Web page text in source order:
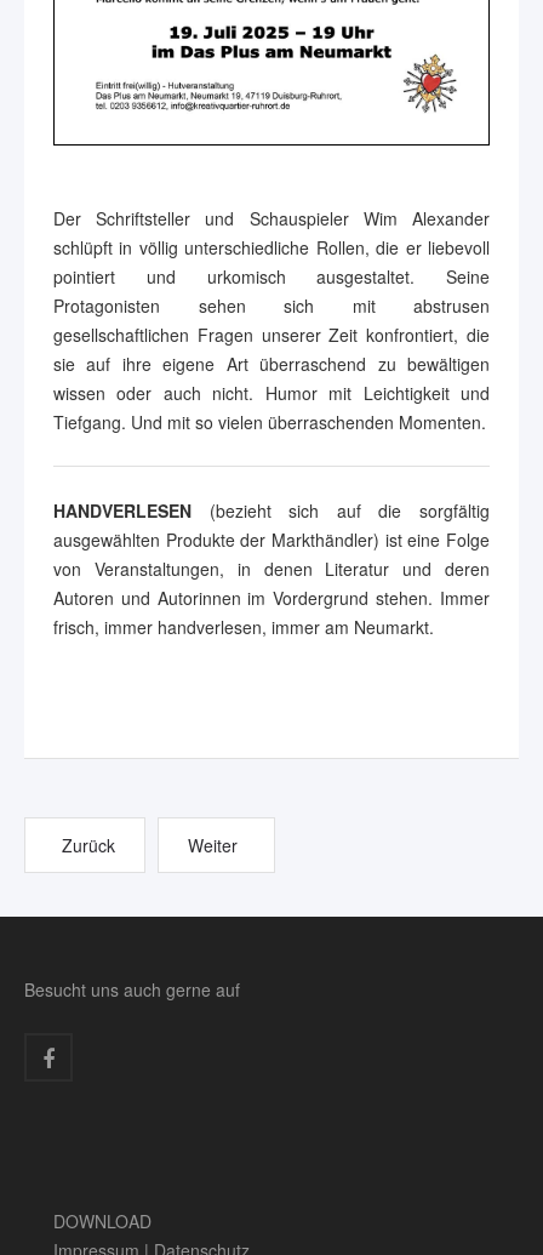
Der Schriftsteller und Schauspieler Wim Alexander
schlüpft in völlig unterschiedliche Rollen, die er liebevoll
pointiert und urkomisch ausgestaltet. Seine
Protagonisten sehen sich mit abstrusen
gesellschaftlichen Fragen unserer Zeit konfrontiert, die
sie auf ihre eigene Art überraschend zu bewältigen
wissen oder auch nicht. Humor mit Leichtigkeit und
Tiefgang. Und mit so vielen überraschenden Momenten.
HANDVERLESEN (bezieht sich auf die sorgfältig
ausgewählten Produkte der Markthändler) ist eine Folge
von Veranstaltungen, in denen Literatur und deren
Autoren und Autorinnen im Vordergrund stehen. Immer
frisch, immer handverlesen, immer am Neumarkt.
Zurück Weiter
Besucht uns auch gerne auf
DOWNLOAD